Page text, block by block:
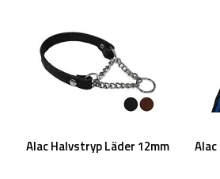
Alac Halvstryp Läder 12mm